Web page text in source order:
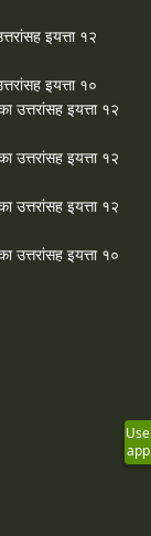
इयत्ता १२
इयत्ता १०
उत्तरांसह इयत्ता १२
उत्तरांसह इयत्ता १२
उत्तरांसह इयत्ता १२
उत्तरांसह इयत्ता १०
Use
app